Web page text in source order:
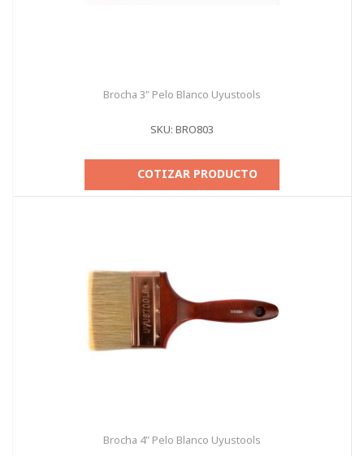
Brocha 3" Pelo Blanco Uyustools
SKU: BRO803
COTIZAR PRODUCTO
Brocha 4" Pelo Blanco Uyustools